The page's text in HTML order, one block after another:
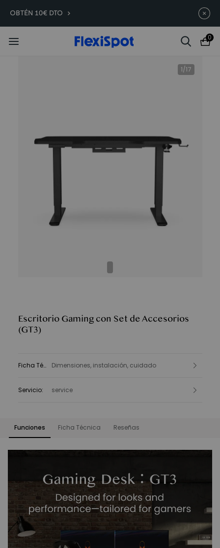
Compra antes, ahorra más | E7
Plus -200 €
: 55
0
1/17
Escritorio Gaming con Set de Accesorios
(GT3)
Ficha Técnica :
Dimensiones, instalación, cuidado
Servicio: service
Funciones Ficha Técnica Reseñas
OBTÉN 10€ DTO